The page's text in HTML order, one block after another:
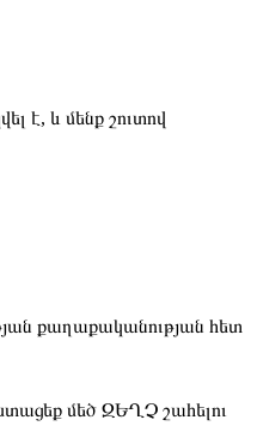
է, և մենք շուտով
քաղաքականության հետ
մեծ ԶԵՂՉ շահելու